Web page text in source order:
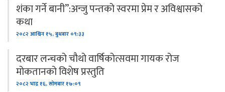
शंका गर्ने बानी”:अन्जु पन्तको स्वरमा प्रेम र अविश्वासको
कथा
२०८२ आश्विन १५, बुधबार ०९:३३
दरबार लन्चको चौथो वार्षिकोत्सवमा गायक रोज
मोकतानको विशेष प्रस्तुति
२०८२ भाद्र १६, सोमबार १७:०९